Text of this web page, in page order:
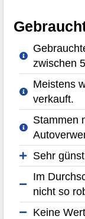
zwischen
Meistens
verkauft.
Stammen
Sehr
Im
nicht so
Keine